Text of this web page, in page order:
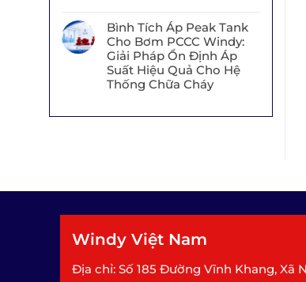
Bình Tích Áp Peak Tank
Cho Bơm PCCC Windy:
Giải Pháp Ổn Định Áp
Suất Hiệu Quả Cho Hệ
Thống Chữa Cháy
Windy Việt Nam
Địa chỉ: Số 185 Đường Vĩnh Khang, Xã